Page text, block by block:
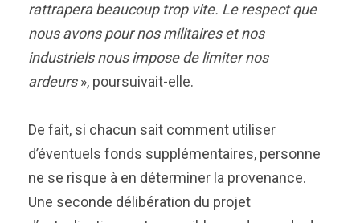
rattrapera beaucoup trop vite. Le respect que
nous avons pour nos militaires et nos
industriels nous impose de limiter nos
ardeurs», poursuivait-elle.
De fait, si chacun sait comment utiliser
d’éventuels fonds supplémentaires, personne
ne se risque à en déterminer la provenance.
Une seconde délibération du projet